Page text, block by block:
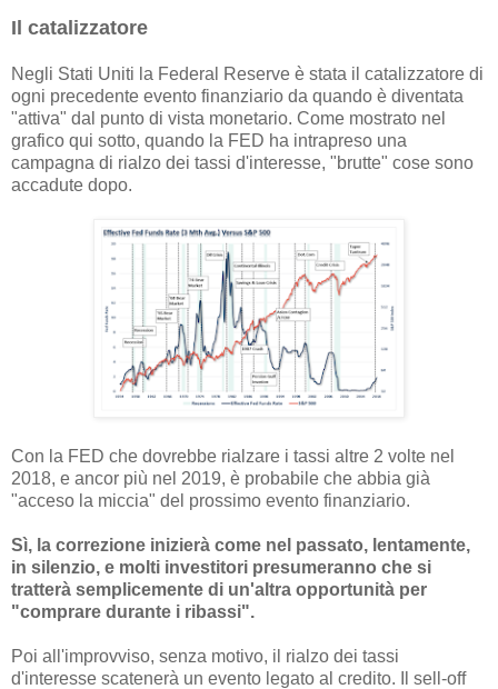
Il catalizzatore
Negli Stati Uniti la Federal Reserve è stata il catalizzatore di
ogni precedente evento finanziario da quando è diventata
"attiva" dal punto di vista monetario. Come mostrato nel
grafico qui sotto, quando la FED ha intrapreso una
campagna di rialzo dei tassi d'interesse, "brutte" cose sono
accadute dopo.
Con la FED che dovrebbe rialzare i tassi altre 2 volte nel
2018, e ancor più nel 2019, è probabile che abbia già
"acceso la miccia" del prossimo evento finanziario.
Sì, la correzione inizierà come nel passato, lentamente,
in silenzio, e molti investitori presumeranno che si
tratterà semplicemente di un'altra opportunità per
"comprare durante i ribassi".
Poi all'improvviso, senza motivo, il rialzo dei tassi
d'interesse scatenerà un evento legato al credito. Il sell-off